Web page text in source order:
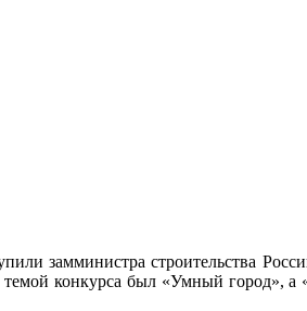
замминистра строительства
конкурса был «Умный город», а